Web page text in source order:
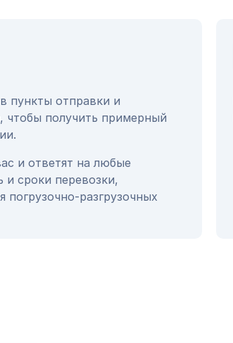
пункты отправки и
чтобы получить примерный
и ответят на любые
сроки перевозки,
разгрузочных